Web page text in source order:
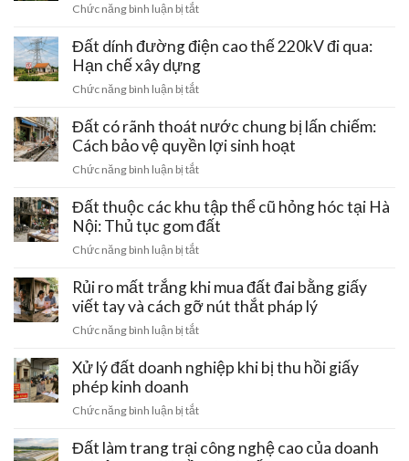
bán
rẻ:
Những
bẫy
mất
trắng
cọc
Chức năng bình luận bị tắtở
đất
ven
trục
tâm
Hồ
Tây
Vì:
Lưu
ý
pháp
đầu
tư
Đất dính đường điện cao thế 220kV đi qua:
Hạn chế xây dựng
Chức năng bình luận bị tắtở
dính
đường
điện
cao
220kV
đi
chế
xây
dựng
Đất có rãnh thoát nước chung bị lấn chiếm:
Cách bảo vệ quyền lợi sinh hoạt
Chức năng bình luận bị tắtở
có
rãnh
nước
bị
lấn
bảo
vệ
lợi
hoạt
Đất thuộc các khu tập thể cũ hỏng hóc tại Hà
Nội: Thủ tục gom đất
Chức năng bình luận bị tắtở
thuộc
các
tập
cũ
Hà
Nội:
Rủi ro mất trắng khi mua đất đai bằng giấy
viết tay và cách gỡ nút thắt pháp lý
Chức năng bình luận bị tắtở
ro
khi
đất
Xử lý đất doanh nghiệp khi bị thu hồi giấy
phép kinh doanh
Chức năng bình luận bị tắtở
lý
Đất làm trang trại công nghệ cao của doanh